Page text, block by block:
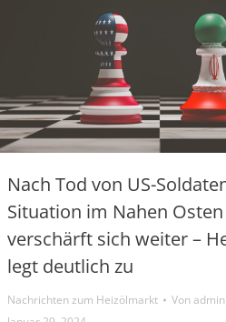
Nach Tod von US-
Situation im Nahen Osten
verschärft sich weiter –
legt deutlich zu
Nachrichten zum Heizölmarkt Vonadmin